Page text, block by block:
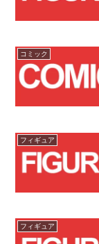
コミック
フィギュア
フィギュア